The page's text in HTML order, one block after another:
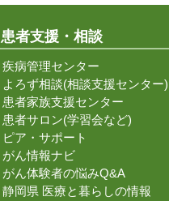
患者支援・相談
疾病管理センター
よろず相談(相談支援センター)
患者家族支援センター
患者サロン(学習会など)
ピア・サポート
がん情報ナビ
がん体験者の悩みQ&A
静岡県 医療と暮らしの情報